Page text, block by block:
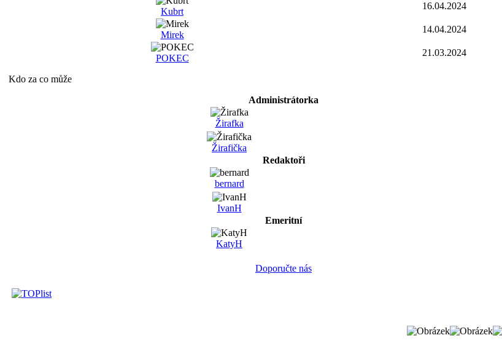
Kubrt
16.04.2024
Mirek
14.04.2024
POKEC
21.03.2024
Kdo za co může
Administrátorka
Žirafka
Žirafička
Redaktoři
bernard
IvanH
Emeritní
KatyH
Doporučte nás